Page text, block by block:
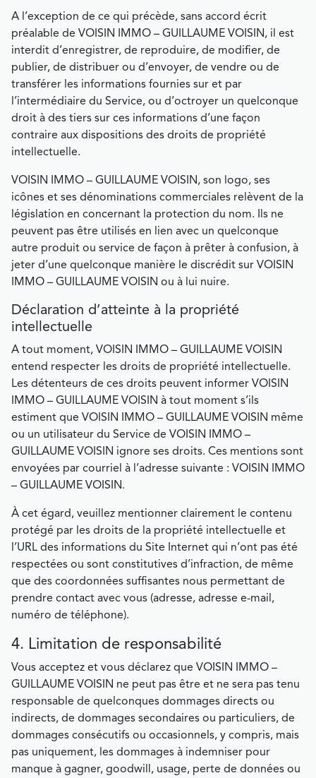
A l’exception de ce qui précède, sans accord écrit
préalable de VOISIN IMMO – GUILLAUME VOISIN, il est
interdit d’enregistrer, de reproduire, de modifier, de
publier, de distribuer ou d’envoyer, de vendre ou de
transférer les informations fournies sur et par
l’intermédiaire du Service, ou d’octroyer un quelconque
droit à des tiers sur ces informations d’une façon
contraire aux dispositions des droits de propriété
intellectuelle.
VOISIN IMMO – GUILLAUME VOISIN, son logo, ses
icônes et ses dénominations commerciales relèvent de la
législation en concernant la protection du nom. Ils ne
peuvent pas être utilisés en lien avec un quelconque
autre produit ou service de façon à prêter à confusion, à
jeter d’une quelconque manière le discrédit sur VOISIN
IMMO – GUILLAUME VOISIN ou à lui nuire.
Déclaration d’atteinte à la propriété
intellectuelle
A tout moment, VOISIN IMMO – GUILLAUME VOISIN
entend respecter les droits de propriété intellectuelle.
Les détenteurs de ces droits peuvent informer VOISIN
IMMO – GUILLAUME VOISIN à tout moment s’ils
estiment que VOISIN IMMO – GUILLAUME VOISIN même
ou un utilisateur du Service de VOISIN IMMO –
GUILLAUME VOISIN ignore ses droits. Ces mentions sont
envoyées par courriel à l’adresse suivante : VOISIN IMMO
– GUILLAUME VOISIN.
À cet égard, veuillez mentionner clairement le contenu
protégé par les droits de la propriété intellectuelle et
l’URL des informations du Site Internet qui n’ont pas été
respectées ou sont constitutives d’infraction, de même
que des coordonnées suffisantes nous permettant de
prendre contact avec vous (adresse, adresse e-mail,
numéro de téléphone).
4. Limitation de responsabilité
Vous acceptez et vous déclarez que VOISIN IMMO –
GUILLAUME VOISIN ne peut pas être et ne sera pas tenu
responsable de quelconques dommages directs ou
indirects, de dommages secondaires ou particuliers, de
dommages consécutifs ou occasionnels, y compris, mais
pas uniquement, les dommages à indemniser pour
manque à gagner, goodwill, usage, perte de données ou